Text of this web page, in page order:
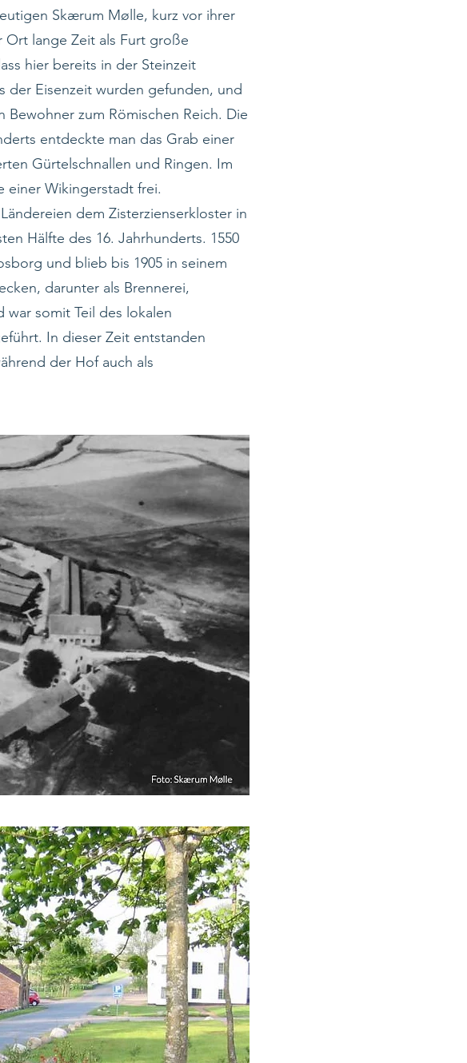
Skærum Mølle, kurz vor ihrer
lange Zeit als Furt große
hier bereits in der Steinzeit
der Eisenzeit wurden gefunden, und
zum Römischen Reich. Die
entdeckte man das Grab einer
Gürtelschnallen und Ringen. Im
einer Wikingerstadt frei.
dem Zisterzienserkloster in
Hälfte des 16. Jahrhunderts. 1550
und blieb bis 1905 in seinem
darunter als Brennerei,
war somit Teil des lokalen
In dieser Zeit entstanden
der Hof auch als